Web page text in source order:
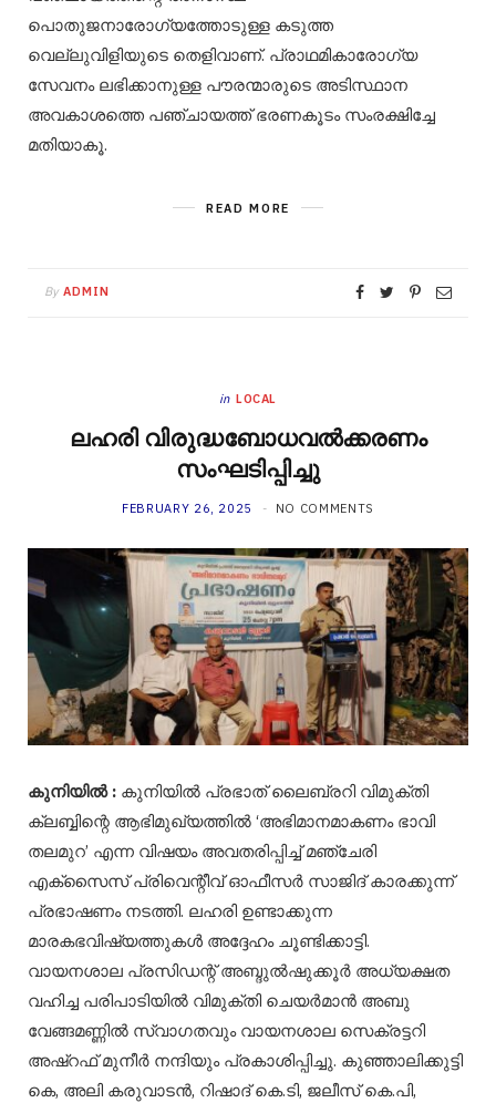
പൊതുജനാരോഗ്യത്തോടുള്ള കടുത്ത
വെല്ലുവിളിയുടെ തെളിവാണ്. പ്രാഥമികാരോഗ്യ
സേവനം ലഭിക്കാനുള്ള പൗരന്മാരുടെ അടിസ്ഥാന
അവകാശത്തെ പഞ്ചായത്ത് ഭരണകൂടം സംരക്ഷിച്ചേ
മതിയാകൂ.
READ MORE
By ADMIN
in LOCAL
ലഹരി വിരുദ്ധബോധവൽക്കരണം
സംഘടിപ്പിച്ചു
FEBRUARY 26, 2025 NO COMMENTS
കുനിയിൽ : കുനിയിൽ പ്രഭാത് ലൈബ്രറി വിമുക്തി
ക്ലബ്ബിന്റെ ആഭിമുഖ്യത്തിൽ ‘അഭിമാനമാകണം ഭാവി
തലമുറ’ എന്ന വിഷയം അവതരിപ്പിച്ച് മഞ്ചേരി
എക്സൈസ് പ്രിവെന്റീവ് ഓഫീസർ സാജിദ് കാരക്കുന്ന്
പ്രഭാഷണം നടത്തി. ലഹരി ഉണ്ടാക്കുന്ന
മാരകഭവിഷ്യത്തുകൾ അദ്ദേഹം ചൂണ്ടിക്കാട്ടി.
വായനശാല പ്രസിഡന്റ്‌ അബ്ദുൽഷുക്കൂർ അധ്യക്ഷത
വഹിച്ച പരിപാടിയിൽ വിമുക്തി ചെയർമാൻ അബു
വേങ്ങമണ്ണിൽ സ്വാഗതവും വായനശാല സെക്രട്ടറി
അഷ്‌റഫ്‌ മുനീർ നന്ദിയും പ്രകാശിപ്പിച്ചു. കുഞ്ഞാലിക്കുട്ടി
കെ, അലി കരുവാടൻ, റിഷാദ് കെ.ടി, ജലീസ് കെ.പി,